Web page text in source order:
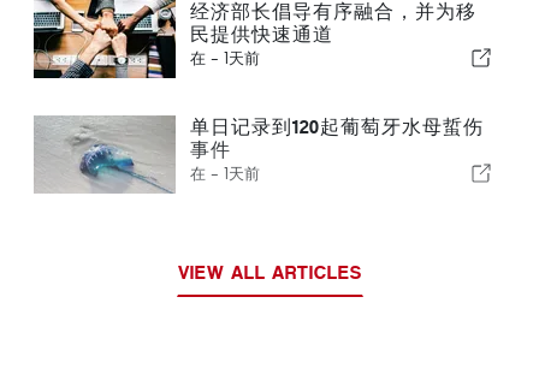
经济部长倡导有序融合，并为移
民提供快速通道
在 - 1天前
单日记录到120起葡萄牙水母蜇伤
事件
在 - 1天前
VIEW ALL ARTICLES